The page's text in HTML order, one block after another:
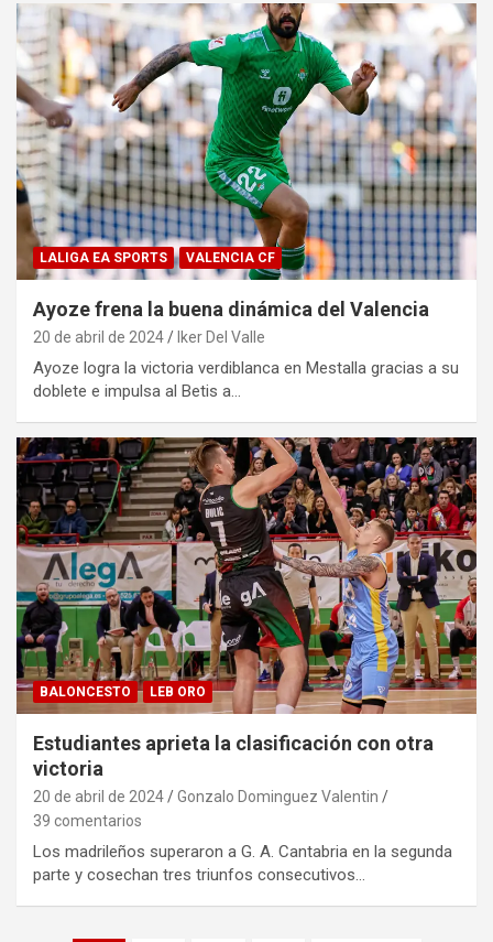
LALIGA EA SPORTS VALENCIA CF
Ayoze frena la buena dinámica del Valencia
20 de abril de 2024 Iker Del Valle
Ayoze logra la victoria verdiblanca en Mestalla gracias a su
doblete e impulsa al Betis a…
BALONCESTO LEB ORO
Estudiantes aprieta la clasificación con otra
victoria
20 de abril de 2024
Gonzalo Dominguez Valentin
39 comentarios
Los madrileños superaron a G. A. Cantabria en la segunda
parte y cosechan tres triunfos consecutivos…